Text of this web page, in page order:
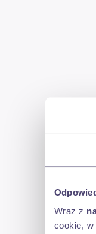
Wraz z
cookie,